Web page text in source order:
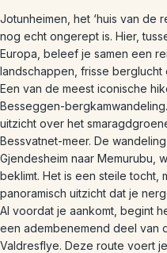
Jotunheimen, het ‘huis van de
nog echt ongerept is. Hier,
Europa, beleef je samen een
landschappen, frisse berglucht
Een van de meest iconische
Besseggen-
uitzicht over het
Bessvatnet-meer. De
Gjendesheim naar Memurubu,
beklimt. Het is een steile tocht,
panoramisch uitzicht dat je
Al voordat je aankomt, begint
een adembenemend deel van
Valdresflye. Deze route voert